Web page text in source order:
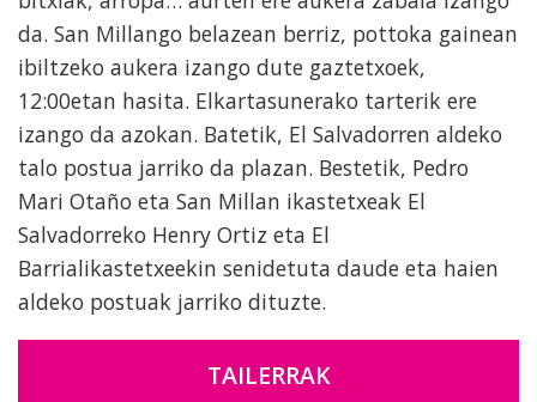
da. San Millango belazean berriz, pottoka gainean
ibiltzeko aukera izango dute gaztetxoek,
12:00etan hasita. Elkartasunerako tarterik ere
izango da azokan. Batetik, El Salvadorren aldeko
talo postua jarriko da plazan. Bestetik, Pedro
Mari Otaño eta San Millan ikastetxeak El
Salvadorreko Henry Ortiz eta El
Barrialikastetxeekin senidetuta daude eta haien
aldeko postuak jarriko dituzte.
TAILERRAK